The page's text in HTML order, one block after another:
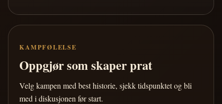
KAMPFØLELSE
Oppgjør som skaper prat
Velg kampen med best historie, sjekk tidspunktet og bli
med i diskusjonen før start.